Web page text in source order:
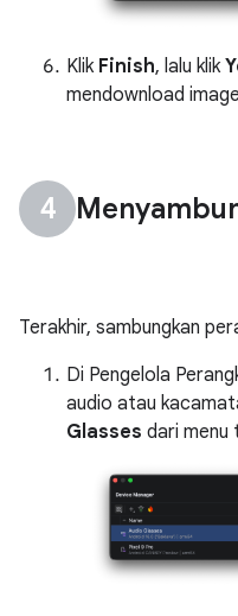
Klik Finish, lalu klik
mendownload
Terakhir, sambungkan
Di Pengelola
audio atau
Glasses dari menu